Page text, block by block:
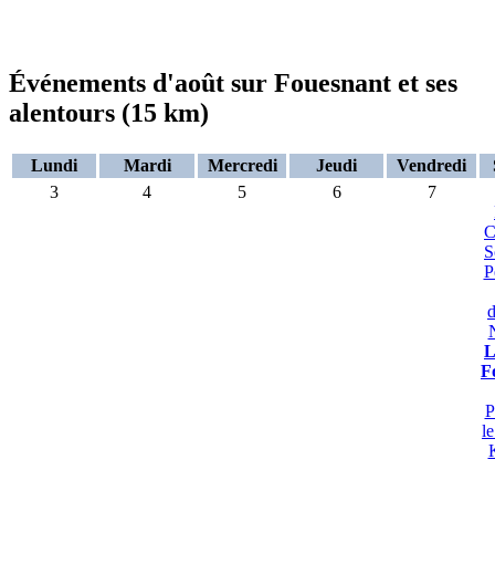
Événements d'août sur Fouesnant et ses
alentours (15 km)
Lundi Mardi Mercredi Jeudi Vendredi
3
4 5 6
7